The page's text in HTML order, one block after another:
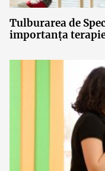
Tulburarea de
importanța